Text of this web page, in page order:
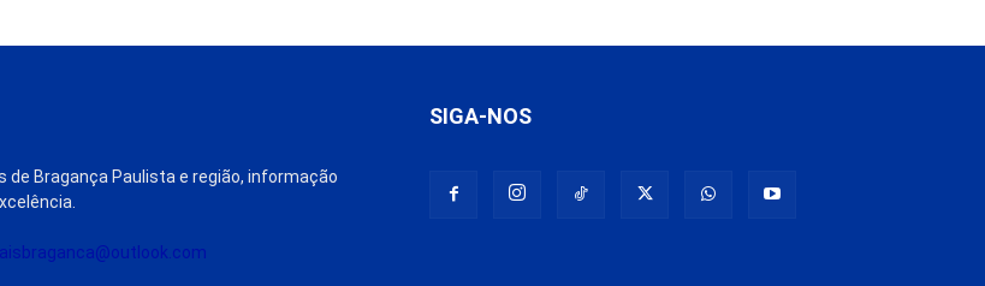
de Bragança Paulista e região, informação
SIGA-NOS